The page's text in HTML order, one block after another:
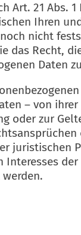
Art. 21 Abs. 1
Ihren
nicht
das Recht,
Daten
– von ihrer
oder zur
juristischen